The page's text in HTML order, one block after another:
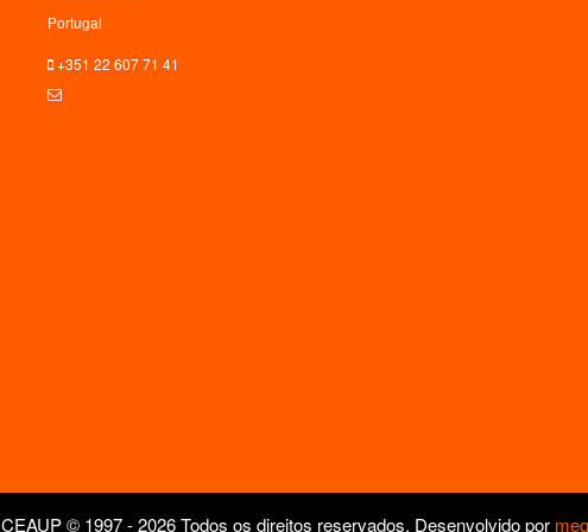
Portugal
+351 22 607 71 41
CEAUP © 1997 - 2026 Todos os direitos reservados. Desenvolvido por